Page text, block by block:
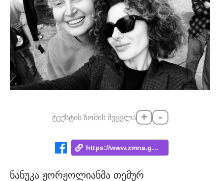
ტექსტის ზომის შეცვლა + -
https://www.zmna.ge/news/saotsari-gogoa-...
ნანუკა ჟორჟოლიანმა თემურ